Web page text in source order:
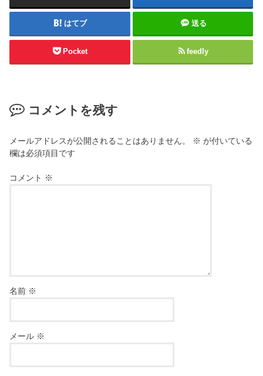
はてブ 送る
Pocket feedly
コメントを残す
メールアドレスが公開されることはありません。 ※ が付いている
欄は必須項目です
コメント ※
名前 ※
メール ※